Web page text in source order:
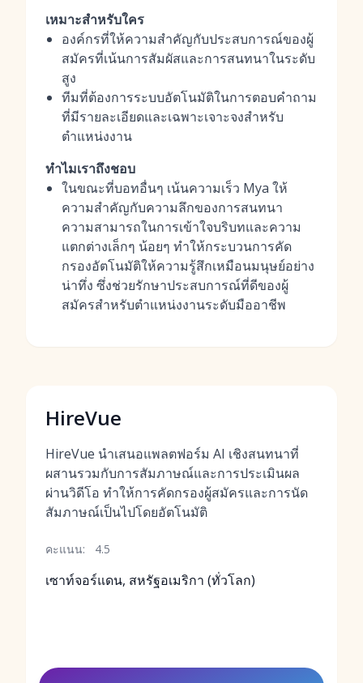
เหมาะสำหรับใคร
องค์กรที่ให้ความสำคัญกับประสบการณ์ของผู้
สมัครที่เน้นการสัมผัสและการสนทนาในระดับ
สูง
ทีมที่ต้องการระบบอัตโนมัติในการตอบคำถาม
ที่มีรายละเอียดและเฉพาะเจาะจงสำหรับ
ตำแหน่งงาน
ทำไมเราถึงชอบ
ในขณะที่บอทอื่นๆ เน้นความเร็ว Mya ให้
ความสำคัญกับความลึกของการสนทนา
ความสามารถในการเข้าใจบริบทและความ
แตกต่างเล็กๆ น้อยๆ ทำให้กระบวนการคัด
กรองอัตโนมัติให้ความรู้สึกเหมือนมนุษย์อย่าง
น่าทึ่ง ซึ่งช่วยรักษาประสบการณ์ที่ดีของผู้
สมัครสำหรับตำแหน่งงานระดับมืออาชีพ
HireVue
HireVue นำเสนอแพลตฟอร์ม AI เชิงสนทนาที่
ผสานรวมกับการสัมภาษณ์และการประเมินผล
ผ่านวิดีโอ ทำให้การคัดกรองผู้สมัครและการนัด
สัมภาษณ์เป็นไปโดยอัตโนมัติ
คะแนน: 4.5
เซาท์จอร์แดน, สหรัฐอเมริกา (ทั่วโลก)